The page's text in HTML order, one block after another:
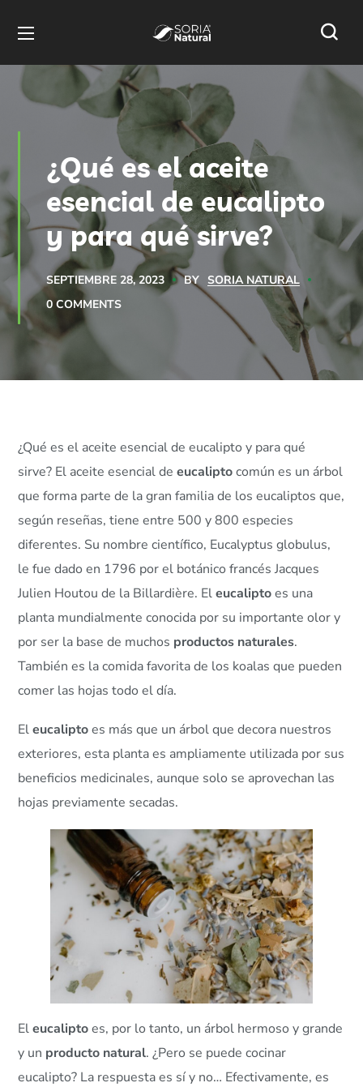
¿Qué es el aceite
esencial de eucalipto
y para qué sirve?
SEPTIEMBRE 28, 2023 BY SORIA NATURAL
0 COMMENTS
¿Qué es el aceite esencial de eucalipto y para qué
sirve? El aceite esencial deeucaliptocomún es un árbol
que forma parte de la gran familia de los eucaliptos que,
según reseñas, tiene entre 500 y 800 especies
diferentes. Su nombre científico, Eucalyptus globulus,
le fue dado en 1796 por el botánico francés Jacques
Julien Houtou de la Billardière. Eleucaliptoes una
planta mundialmente conocida por su importante olor y
por ser la base de muchos productos naturales.
También es la comida favorita de los koalas que pueden
comer las hojas todo el día.
Eleucaliptoes más que un árbol que decora nuestros
exteriores, esta planta es ampliamente utilizada por sus
beneficios medicinales, aunque solo se aprovechan las
hojas previamente secadas.
Eleucaliptoes, por lo tanto, un árbol hermoso y grande
y un producto natural. ¿Pero se puede cocinar
eucalipto? La respuesta es sí y no… Efectivamente, es